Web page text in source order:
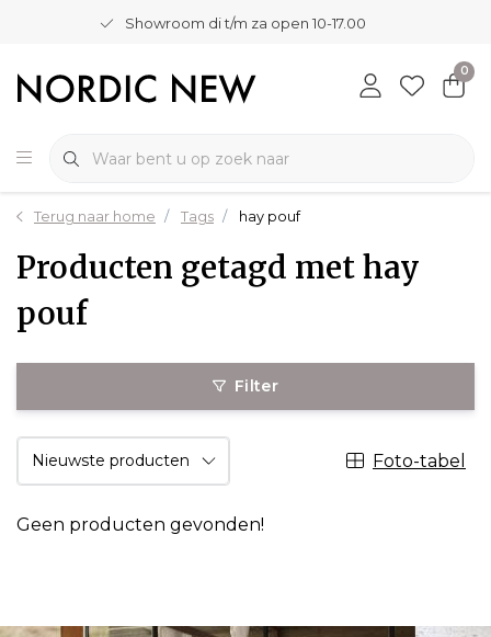
Showroom di t/m za open 10-17.00
0
Terug naar home Tags hay pouf
Producten getagd met hay
pouf
Filter
Foto-tabel
Geen producten gevonden!